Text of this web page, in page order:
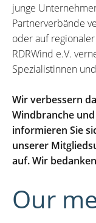
junge
Partnerverbände
oder auf
RDRWind e.V.
Spezialistinnen
Wir verbessern
Windbranche
informieren Sie
unserer
auf. Wir
Our